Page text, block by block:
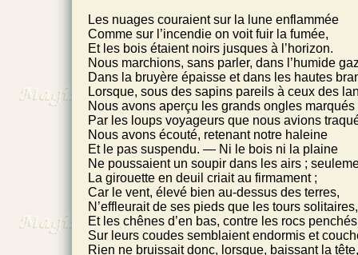
Les nuages couraient sur la lune enflammée
Comme sur l’incendie on voit fuir la fumée,
Et les bois étaient noirs jusques à l’horizon.
Nous marchions, sans parler, dans l’humide
Dans la bruyère épaisse et dans les hautes
Lorsque, sous des sapins pareils à ceux des
Nous avons aperçu les grands ongles marqués
Par les loups voyageurs que nous avions
Nous avons écouté, retenant notre haleine
Et le pas suspendu. — Ni le bois ni la plaine
Ne poussaient un soupir dans les airs ;
La girouette en deuil criait au firmament ;
Car le vent, élevé bien au-dessus des terres,
N’effleurait de ses pieds que les tours solitaires,
Et les chênes d’en bas, contre les rocs
Sur leurs coudes semblaient endormis et
Rien ne bruissait donc, lorsque, baissant la tête,